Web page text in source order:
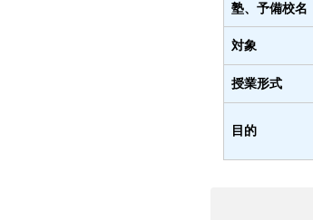
塾、予備校名
対象
授業形式
目的